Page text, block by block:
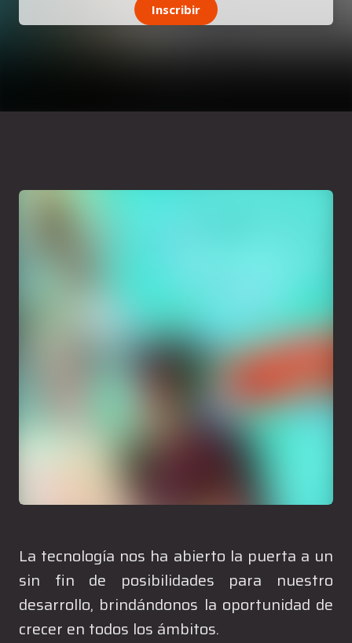
Inscribir
La tecnología nos ha abierto la puerta a un
sin fin de posibilidades para nuestro
desarrollo, brindándonos la oportunidad de
crecer en todos los ámbitos.